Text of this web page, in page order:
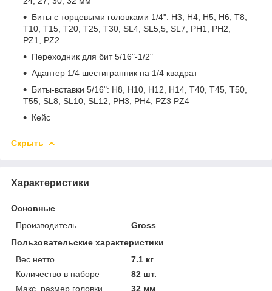
Биты с торцевыми головками 1/4": H3, H4, H5, H6, T8,
T10, T15, T20, T25, T30, SL4, SL5,5, SL7, PH1, PH2,
PZ1, PZ2
Переходник для бит 5/16"-1/2"
Адаптер 1/4 шестигранник на 1/4 квадрат
Биты-вставки 5/16": H8, H10, H12, H14, T40, T45, T50,
T55, SL8, SL10, SL12, PH3, PH4, PZ3 PZ4
Кейс
Скрыть
Характеристики
Основные
Производитель
Gross
Пользовательские характеристики
Вес нетто
7.1 кг
Количество в наборе
82 шт.
Макс. размер головки
32 мм